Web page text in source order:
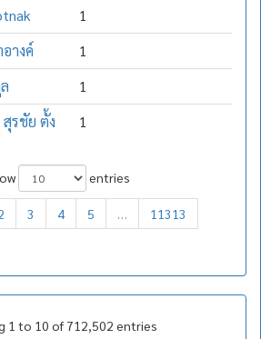
1
างค์
1
1
รชัย ตั้ง
1
entries
3 4 5 …
11313
1 to 10 of 712,502 entries